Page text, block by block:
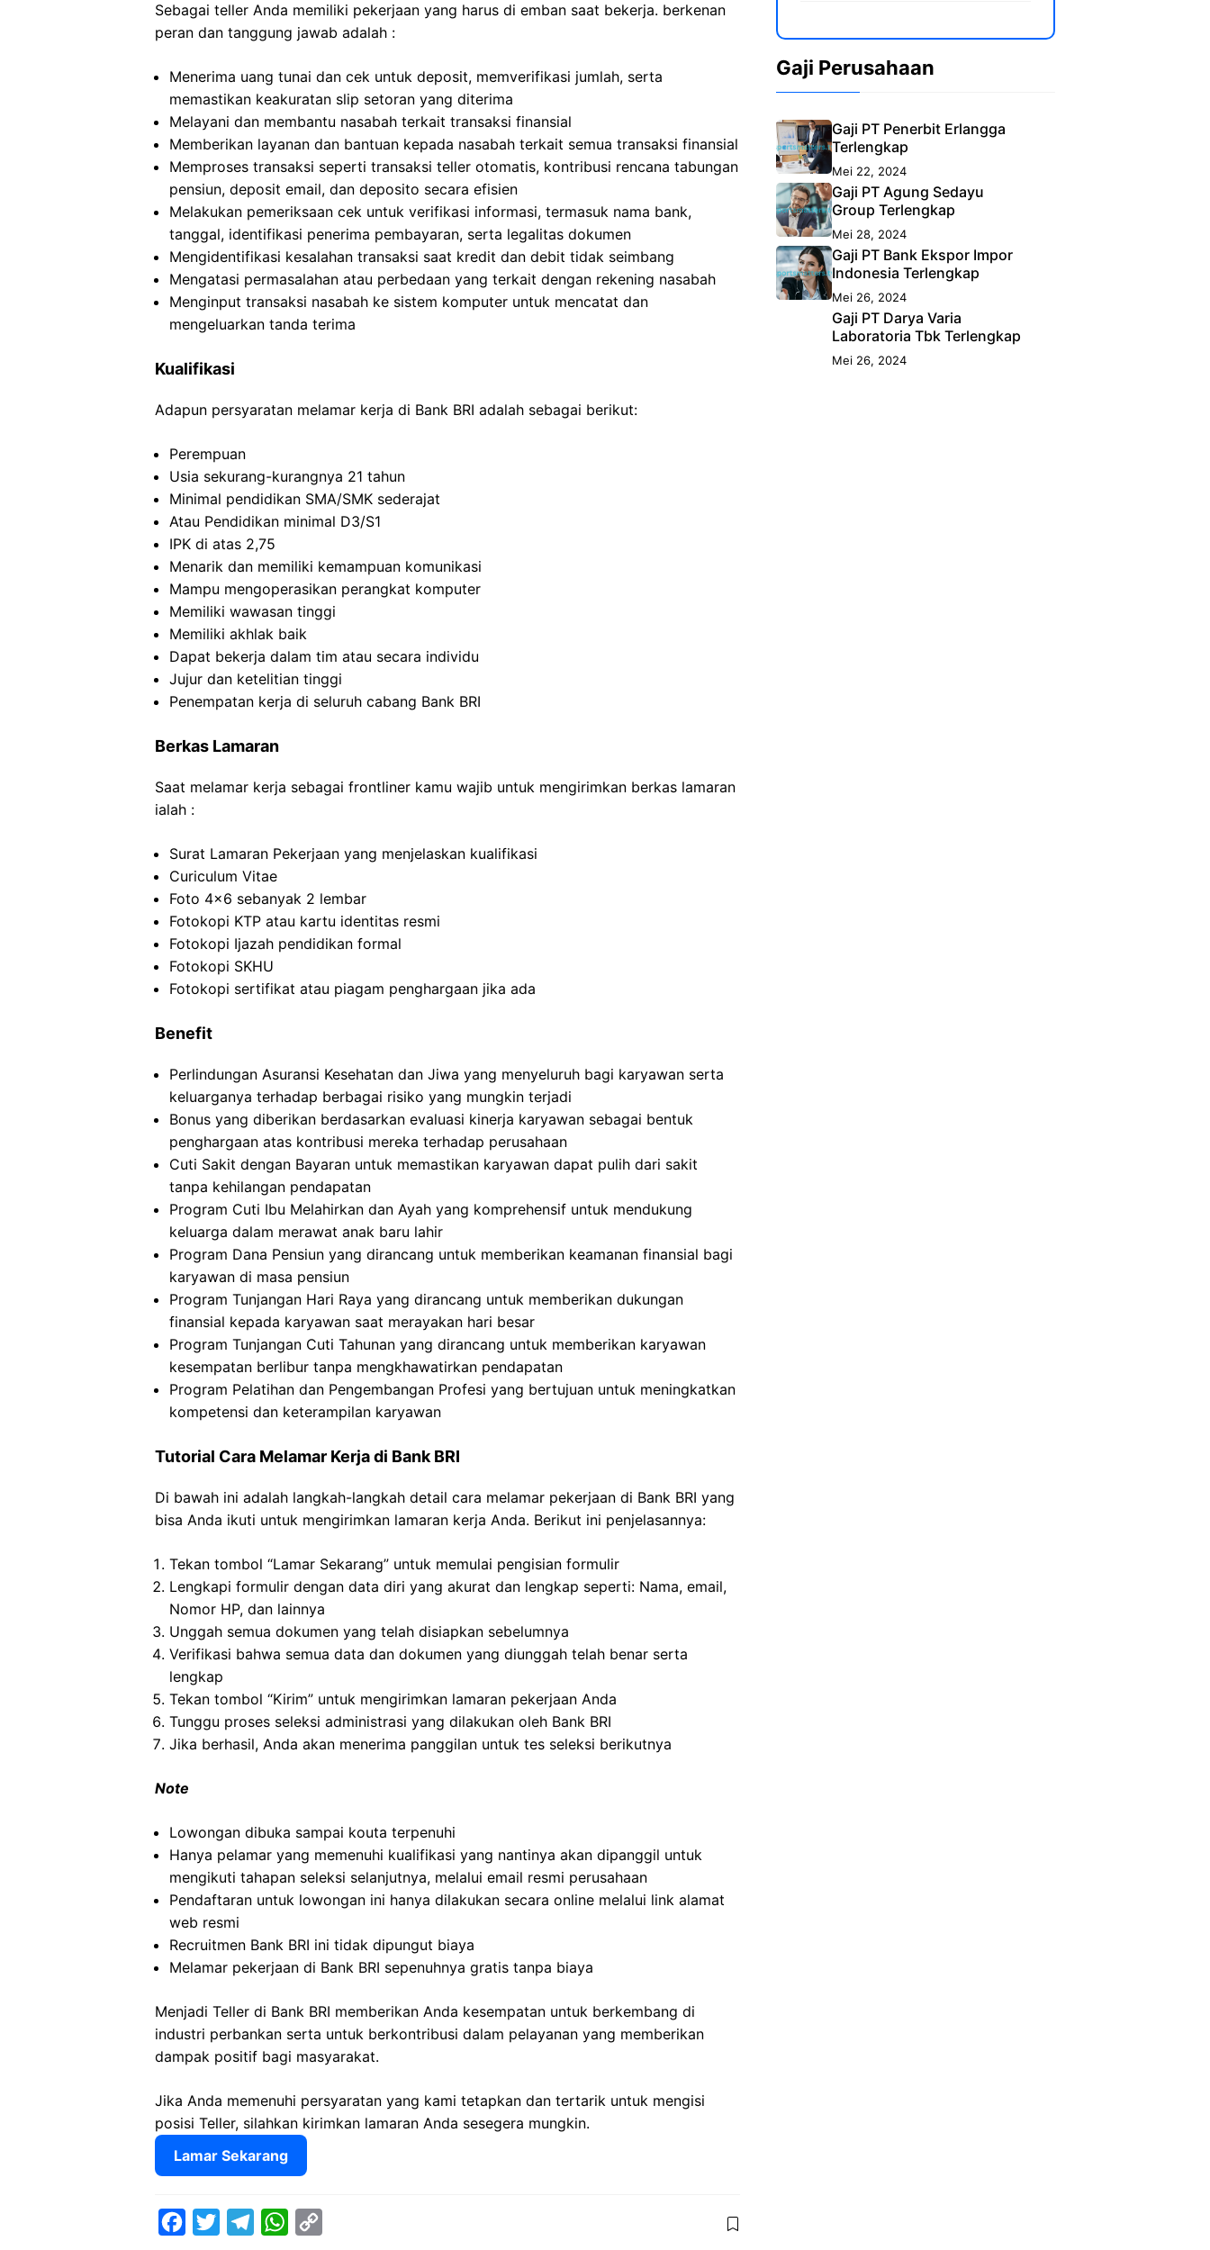
Sebagai teller Anda memiliki pekerjaan yang harus di emban saat bekerja. berkenan
peran dan tanggung jawab adalah :
Menerima uang tunai dan cek untuk deposit, memverifikasi jumlah, serta
memastikan keakuratan slip setoran yang diterima
Melayani dan membantu nasabah terkait transaksi finansial
Memberikan layanan dan bantuan kepada nasabah terkait semua transaksi finansial
Memproses transaksi seperti transaksi teller otomatis, kontribusi rencana tabungan
pensiun, deposit email, dan deposito secara efisien
Melakukan pemeriksaan cek untuk verifikasi informasi, termasuk nama bank,
tanggal, identifikasi penerima pembayaran, serta legalitas dokumen
Mengidentifikasi kesalahan transaksi saat kredit dan debit tidak seimbang
Mengatasi permasalahan atau perbedaan yang terkait dengan rekening nasabah
Menginput transaksi nasabah ke sistem komputer untuk mencatat dan
mengeluarkan tanda terima
Kualifikasi
Adapun persyaratan melamar kerja di Bank BRI adalah sebagai berikut:
Perempuan
Usia sekurang-kurangnya 21 tahun
Minimal pendidikan SMA/SMK sederajat
Atau Pendidikan minimal D3/S1
IPK di atas 2,75
Menarik dan memiliki kemampuan komunikasi
Mampu mengoperasikan perangkat komputer
Memiliki wawasan tinggi
Memiliki akhlak baik
Dapat bekerja dalam tim atau secara individu
Jujur dan ketelitian tinggi
Penempatan kerja di seluruh cabang Bank BRI
Berkas Lamaran
Saat melamar kerja sebagai frontliner kamu wajib untuk mengirimkan berkas lamaran
ialah :
Surat Lamaran Pekerjaan yang menjelaskan kualifikasi
Curiculum Vitae
Foto 4×6 sebanyak 2 lembar
Fotokopi KTP atau kartu identitas resmi
Fotokopi Ijazah pendidikan formal
Fotokopi SKHU
Fotokopi sertifikat atau piagam penghargaan jika ada
Benefit
Perlindungan Asuransi Kesehatan dan Jiwa yang menyeluruh bagi karyawan serta
keluarganya terhadap berbagai risiko yang mungkin terjadi
Bonus yang diberikan berdasarkan evaluasi kinerja karyawan sebagai bentuk
penghargaan atas kontribusi mereka terhadap perusahaan
Cuti Sakit dengan Bayaran untuk memastikan karyawan dapat pulih dari sakit
tanpa kehilangan pendapatan
Program Cuti Ibu Melahirkan dan Ayah yang komprehensif untuk mendukung
keluarga dalam merawat anak baru lahir
Program Dana Pensiun yang dirancang untuk memberikan keamanan finansial bagi
karyawan di masa pensiun
Program Tunjangan Hari Raya yang dirancang untuk memberikan dukungan
finansial kepada karyawan saat merayakan hari besar
Program Tunjangan Cuti Tahunan yang dirancang untuk memberikan karyawan
kesempatan berlibur tanpa mengkhawatirkan pendapatan
Program Pelatihan dan Pengembangan Profesi yang bertujuan untuk meningkatkan
kompetensi dan keterampilan karyawan
Tutorial Cara Melamar Kerja di Bank BRI
Di bawah ini adalah langkah-langkah detail cara melamar pekerjaan di Bank BRI yang
bisa Anda ikuti untuk mengirimkan lamaran kerja Anda. Berikut ini penjelasannya:
Tekan tombol “Lamar Sekarang” untuk memulai pengisian formulir
Lengkapi formulir dengan data diri yang akurat dan lengkap seperti: Nama, email,
Nomor HP, dan lainnya
Unggah semua dokumen yang telah disiapkan sebelumnya
Verifikasi bahwa semua data dan dokumen yang diunggah telah benar serta
lengkap
Tekan tombol “Kirim” untuk mengirimkan lamaran pekerjaan Anda
Tunggu proses seleksi administrasi yang dilakukan oleh Bank BRI
Jika berhasil, Anda akan menerima panggilan untuk tes seleksi berikutnya
Note
Lowongan dibuka sampai kouta terpenuhi
Hanya pelamar yang memenuhi kualifikasi yang nantinya akan dipanggil untuk
mengikuti tahapan seleksi selanjutnya, melalui email resmi perusahaan
Pendaftaran untuk lowongan ini hanya dilakukan secara online melalui link alamat
web resmi
Recruitmen Bank BRI ini tidak dipungut biaya
Melamar pekerjaan di Bank BRI sepenuhnya gratis tanpa biaya
Menjadi Teller di Bank BRI memberikan Anda kesempatan untuk berkembang di
industri perbankan serta untuk berkontribusi dalam pelayanan yang memberikan
dampak positif bagi masyarakat.
Jika Anda memenuhi persyaratan yang kami tetapkan dan tertarik untuk mengisi
posisi Teller, silahkan kirimkan lamaran Anda sesegera mungkin.
Lamar Sekarang
W
Gaji Perusahaan
Gaji PT Penerbit Erlangga
Terlengkap
Mei 22, 2024
Gaji PT Agung Sedayu
Group Terlengkap
Mei 28, 2024
Gaji PT Bank Ekspor Impor
Indonesia Terlengkap
Mei 26, 2024
Gaji PT Darya Varia
Laboratoria Tbk Terlengkap
Mei 26, 2024